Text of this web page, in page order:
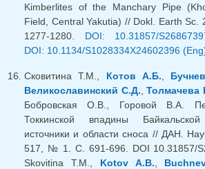
Kimberlites of the Manchary Pipe
Field, Central Yakutia) // Dokl. Earth Sc.
1277-1280. DOI: 10.31857/
DOI: 10.1134/S1028334X24602396
Сковитина Т.М., Котов А.Б.
Великославинский С.Д. ,Толмачева
Бобровская О.В., Горовой В.А.
Токкинской впадины
источники и области сноса // ДАН.
517, № 1. С. 691-696. DOI 10.31857/
Skovitina T.M., Kotov A.B.